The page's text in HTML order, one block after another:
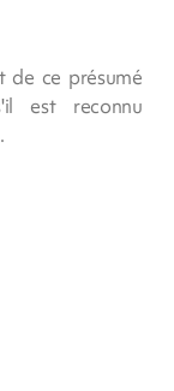
de ce présumé
est reconnu